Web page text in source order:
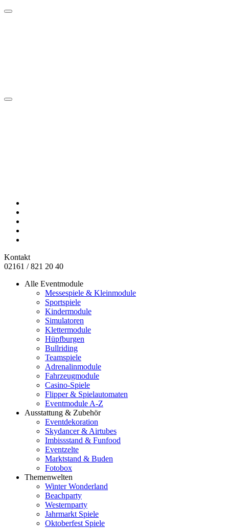
Kontakt
02161 / 821 20 40
Alle Eventmodule
Messespiele & Kleinmodule
Sportspiele
Kindermodule
Simulatoren
Klettermodule
Hüpfburgen
Bullriding
Teamspiele
Adrenalinmodule
Fahrzeugmodule
Casino-Spiele
Flipper & Spielautomaten
Eventmodule A-Z
Ausstattung & Zubehör
Eventdekoration
Skydancer & Airtubes
Imbissstand & Funfood
Eventzelte
Marktstand & Buden
Fotobox
Themenwelten
Winter Wonderland
Beachparty
Westernparty
Jahrmarkt Spiele
Oktoberfest Spiele